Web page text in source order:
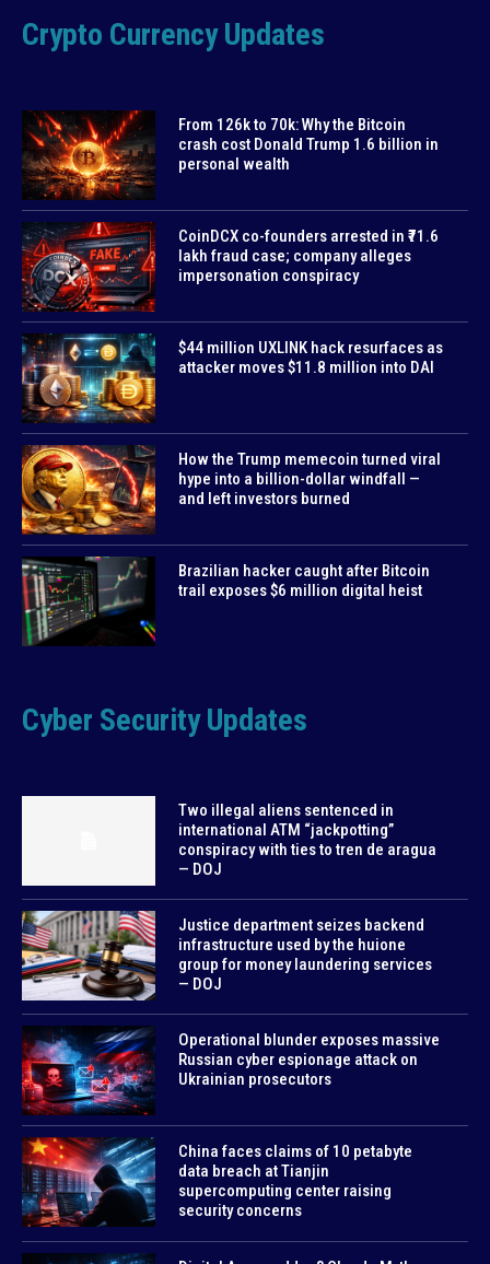
Crypto Currency Updates
From 126k to 70k: Why the Bitcoin
crash cost Donald Trump 1.6 billion in
personal wealth
CoinDCX co-founders arrested in ₹71.6
lakh fraud case; company alleges
impersonation conspiracy
$44 million UXLINK hack resurfaces as
attacker moves $11.8 million into DAI
How the Trump memecoin turned viral
hype into a billion-dollar windfall —
and left investors burned
Brazilian hacker caught after Bitcoin
trail exposes $6 million digital heist
Cyber Security Updates
Two illegal aliens sentenced in
international ATM “jackpotting”
conspiracy with ties to tren de aragua
— DOJ
Justice department seizes backend
infrastructure used by the huione
group for money laundering services
— DOJ
Operational blunder exposes massive
Russian cyber espionage attack on
Ukrainian prosecutors
China faces claims of 10 petabyte
data breach at Tianjin
supercomputing center raising
security concerns